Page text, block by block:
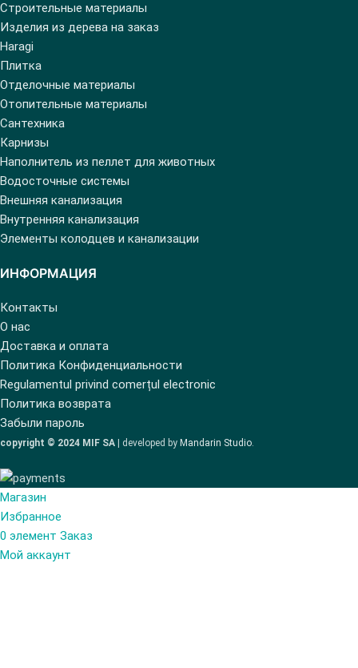
Строительные материалы
Изделия из дерева на заказ
Haragi
Плитка
Отделочные материалы
Отопительные материалы
Сантехника
Карнизы
Наполнитель из пеллет для животных
Водосточные системы
Внешняя канализация
Внутренняя канализация
Элементы колодцев и канализации
ИНФОРМАЦИЯ
Контакты
О нас
Доставка и оплата
Политика Конфиденциальности
Regulamentul privind comerțul electronic
Политика возврата
Забыли пароль
copyright © 2024 MIF SA | developed by Mandarin Studio
Магазин
Избранное
0 элемент Заказ
Мой аккаунт